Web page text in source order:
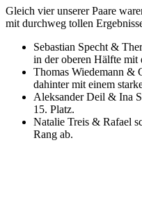
Gleich vier unserer Paare
mit durchweg tollen
Sebastian Specht &
in der oberen Hälfte mit
Thomas Wiedemann &
dahinter mit einem
Aleksander Deil & Ina
15. Platz.
Natalie Treis & Rafael
Rang ab.